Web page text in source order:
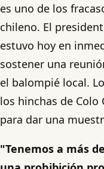
es uno de los
chileno. El
estuvo hoy en
sostener una
el balompié local.
los hinchas de Colo
para dar una
"Tenemos a más